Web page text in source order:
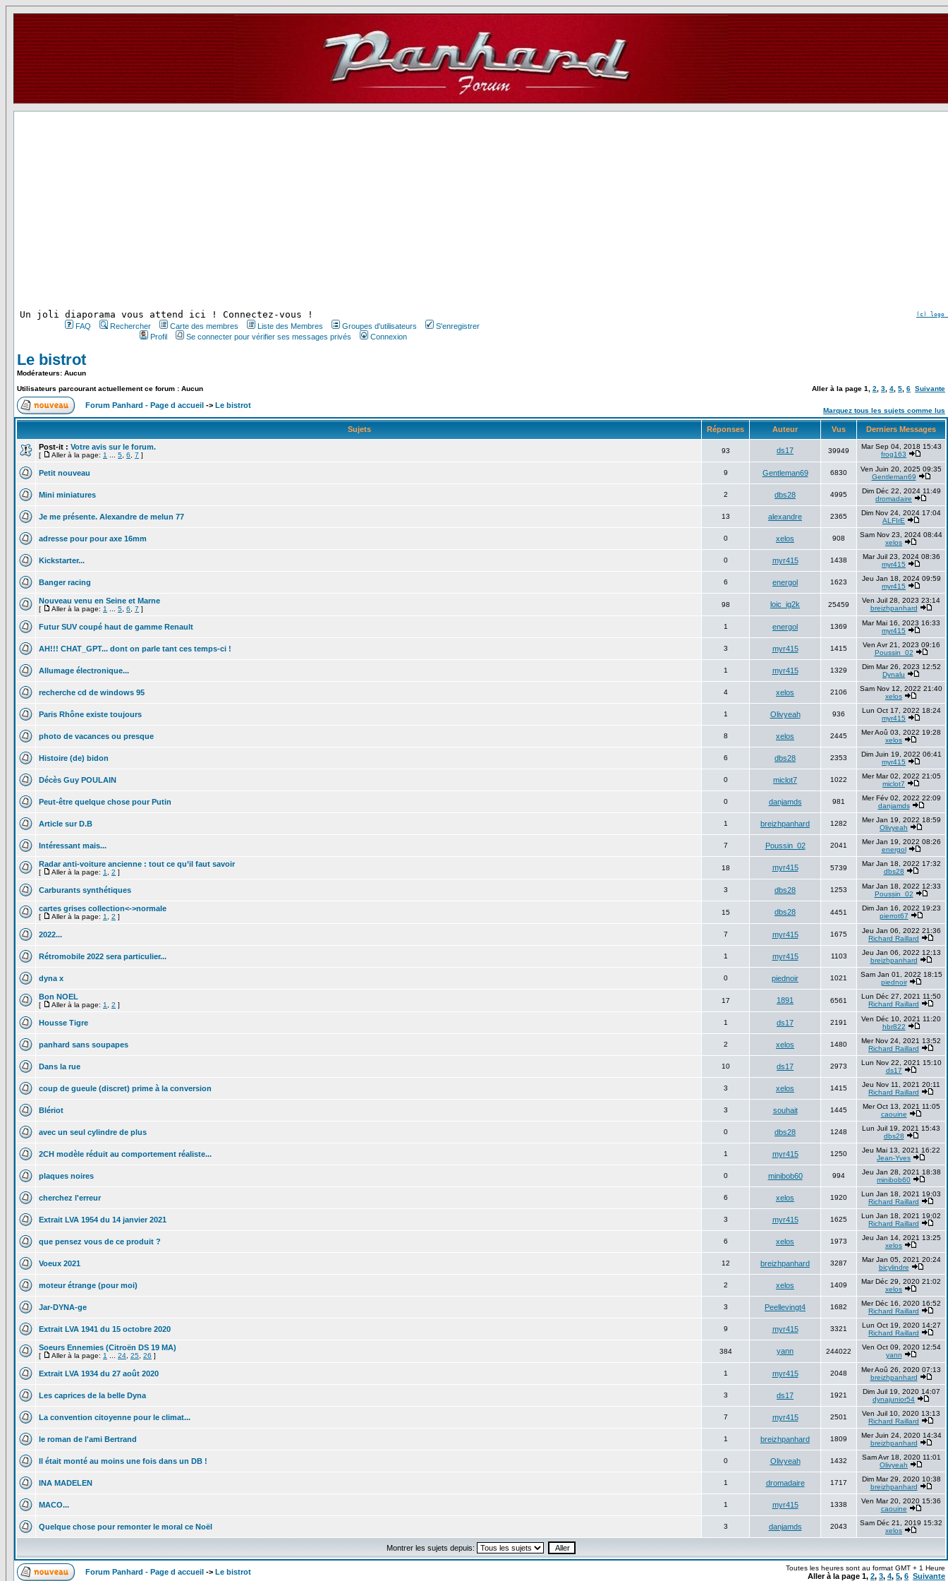
Un joli diaporama vous attend ici ! Connectez-vous ! (c) logo
FAQ Rechercher Carte des membres Liste des Membres Groupes d'utilisateurs
S'enregistrer
Profil
Se connecter pour vérifier ses messages privés Connexion
Le bistrot
Modérateurs: Aucun
Utilisateurs parcourant actuellement ce forum : Aucun
Aller à la page 1 2 3 4 5 6 Suivante
Forum Panhard - Page d accueil -> Le bistrot
Marquez tous les sujets comme lus
Sujets Réponses Auteur Vus Derniers Messages
Post-it : Votre avis sur le forum.
[ Aller à la page: 1 5 6 7 ]
93 ds17 39949
Mar Sep 04, 2018 15:43
frog163
Petit nouveau 9 Gentleman69 6830
Ven Juin 20, 2025 09:35
Gentleman69
Mini miniatures 2 dbs28 4995
Dim Déc 22, 2024 11:49
dromadaire
Je me présente. Alexandre de melun 77 13 alexandre 2365
Dim Nov 24, 2024 17:04
ALFIrE
adresse pour pour axe 16mm 0 xelos 908
Sam Nov 23, 2024 08:44
xelos
Kickstarter... 0 myr415 1438
Mar Juil 23, 2024 08:36
myr415
Banger racing 6 energol 1623
Jeu Jan 18, 2024 09:59
myr415
Nouveau venu en Seine et Marne
[ Aller à la page: 1 5 6 7 ]
98 loic_ig2k 25459
Ven Juil 28, 2023 23:14
breizhpanhard
Futur SUV coupé haut de gamme Renault 1 energol 1369
Mar Mai 16, 2023 16:33
myr415
AH!!! CHAT_GPT... dont on parle tant ces temps-ci ! 3 myr415 1415
Ven Avr 21, 2023 09:16
Poussin_02
Allumage électronique... 1 myr415 1329
Dim Mar 26, 2023 12:52
Dynalu
recherche cd de windows 95 4 xelos 2106
Sam Nov 12, 2022 21:40
xelos
Paris Rhône existe toujours 1 Olivyeah 936
Lun Oct 17, 2022 18:24
myr415
photo de vacances ou presque 8 xelos 2445
Mer Aoû 03, 2022 19:28
xelos
Histoire (de) bidon 6 dbs28 2353
Dim Juin 19, 2022 06:41
myr415
Décès Guy POULAIN 0 miclot7 1022
Mer Mar 02, 2022 21:05
miclot7
Peut-être quelque chose pour Putin 0 danjamds 981
Mer Fév 02, 2022 22:09
danjamds
Article sur D.B 1 breizhpanhard 1282
Mer Jan 19, 2022 18:59
Olivyeah
Intéressant mais... 7 Poussin_02 2041
Mer Jan 19, 2022 08:26
energol
Radar anti-voiture ancienne : tout ce qu’il faut savoir
[ Aller à la page: 1 2 ]
18 myr415 5739
Mar Jan 18, 2022 17:32
dbs28
Carburants synthétiques 3 dbs28 1253
Mar Jan 18, 2022 12:33
Poussin_02
cartes grises collection<->normale
[ Aller à la page: 1 2 ]
15 dbs28 4451
Dim Jan 16, 2022 19:23
pierrot67
2022... 7 myr415 1675
Jeu Jan 06, 2022 21:36
Richard Raillard
Rétromobile 2022 sera particulier... 1 myr415 1103
Jeu Jan 06, 2022 12:13
breizhpanhard
dyna x 0 piednoir 1021
Sam Jan 01, 2022 18:15
piednoir
Bon NOEL
[ Aller à la page: 1 2 ]
17 1891 6561
Lun Déc 27, 2021 11:50
Richard Raillard
Housse Tigre 1 ds17 2191
Ven Déc 10, 2021 11:20
hbr822
panhard sans soupapes 2 xelos 1480
Mer Nov 24, 2021 13:52
Richard Raillard
Dans la rue 10 ds17 2973
Lun Nov 22, 2021 15:10
ds17
coup de gueule (discret) prime à la conversion 3 xelos 1415
Jeu Nov 11, 2021 20:11
Richard Raillard
Blériot 3 souhait 1445
Mer Oct 13, 2021 11:05
caouine
avec un seul cylindre de plus 0 dbs28 1248
Lun Juil 19, 2021 15:43
dbs28
2CH modèle réduit au comportement réaliste... 1 myr415 1250
Jeu Mai 13, 2021 16:22
Jean-Yves
plaques noires 0 minibob60 994
Jeu Jan 28, 2021 18:38
minibob60
cherchez l'erreur 6 xelos 1920
Lun Jan 18, 2021 19:03
Richard Raillard
Extrait LVA 1954 du 14 janvier 2021 3 myr415 1625
Lun Jan 18, 2021 19:02
Richard Raillard
que pensez vous de ce produit ? 6 xelos 1973
Jeu Jan 14, 2021 13:25
xelos
Voeux 2021 12 breizhpanhard 3287
Mar Jan 05, 2021 20:24
bicylindre
moteur étrange (pour moi) 2 xelos 1409
Mar Déc 29, 2020 21:02
xelos
Jar-DYNA-ge 3 Peellevingt4 1682
Mer Déc 16, 2020 16:52
Richard Raillard
Extrait LVA 1941 du 15 octobre 2020 9 myr415 3321
Lun Oct 19, 2020 14:27
Richard Raillard
Soeurs Ennemies (Citroën DS 19 MA)
[ Aller à la page: 1 24 25 26 ]
384 yann 244022
Ven Oct 09, 2020 12:54
yann
Extrait LVA 1934 du 27 août 2020 1 myr415 2048
Mer Aoû 26, 2020 07:13
breizhpanhard
Les caprices de la belle Dyna 3 ds17 1921
Dim Juil 19, 2020 14:07
dynajunior54
La convention citoyenne pour le climat... 7 myr415 2501
Ven Juil 10, 2020 13:13
Richard Raillard
le roman de l'ami Bertrand 1 breizhpanhard 1809
Mer Juin 24, 2020 14:34
breizhpanhard
Il était monté au moins une fois dans un DB ! 0 Olivyeah 1432
Sam Avr 18, 2020 11:01
Olivyeah
INA MADELEN 1 dromadaire 1717
Dim Mar 29, 2020 10:38
breizhpanhard
MACO... 1 myr415 1338
Ven Mar 20, 2020 15:36
caouine
Quelque chose pour remonter le moral ce Noël 3 danjamds 2043
Sam Déc 21, 2019 15:32
xelos
Montrer les sujets depuis:
Forum Panhard - Page d accueil -> Le bistrot Toutes les heures sont au format GMT + 1 Heure
Aller à la page 1, 2, 3, 4, 5, 6 Suivante